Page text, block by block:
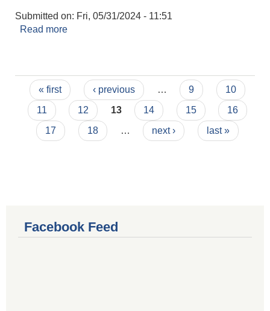
Submitted on: Fri, 05/31/2024 - 11:51
Read more
Pages
« first ‹ previous … 9
10
11
12 13 14 15
16
17
18 … next › last »
Facebook Feed